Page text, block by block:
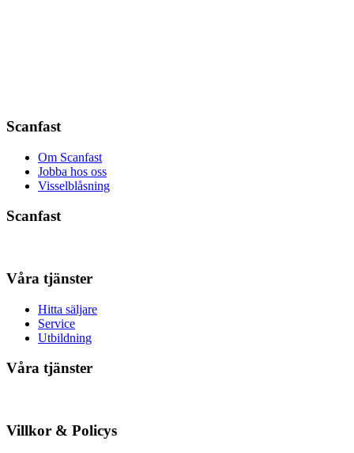
Scanfast
Om Scanfast
Jobba hos oss
Visselblåsning
Scanfast
Våra tjänster
Hitta säljare
Service
Utbildning
Våra tjänster
Villkor & Policys